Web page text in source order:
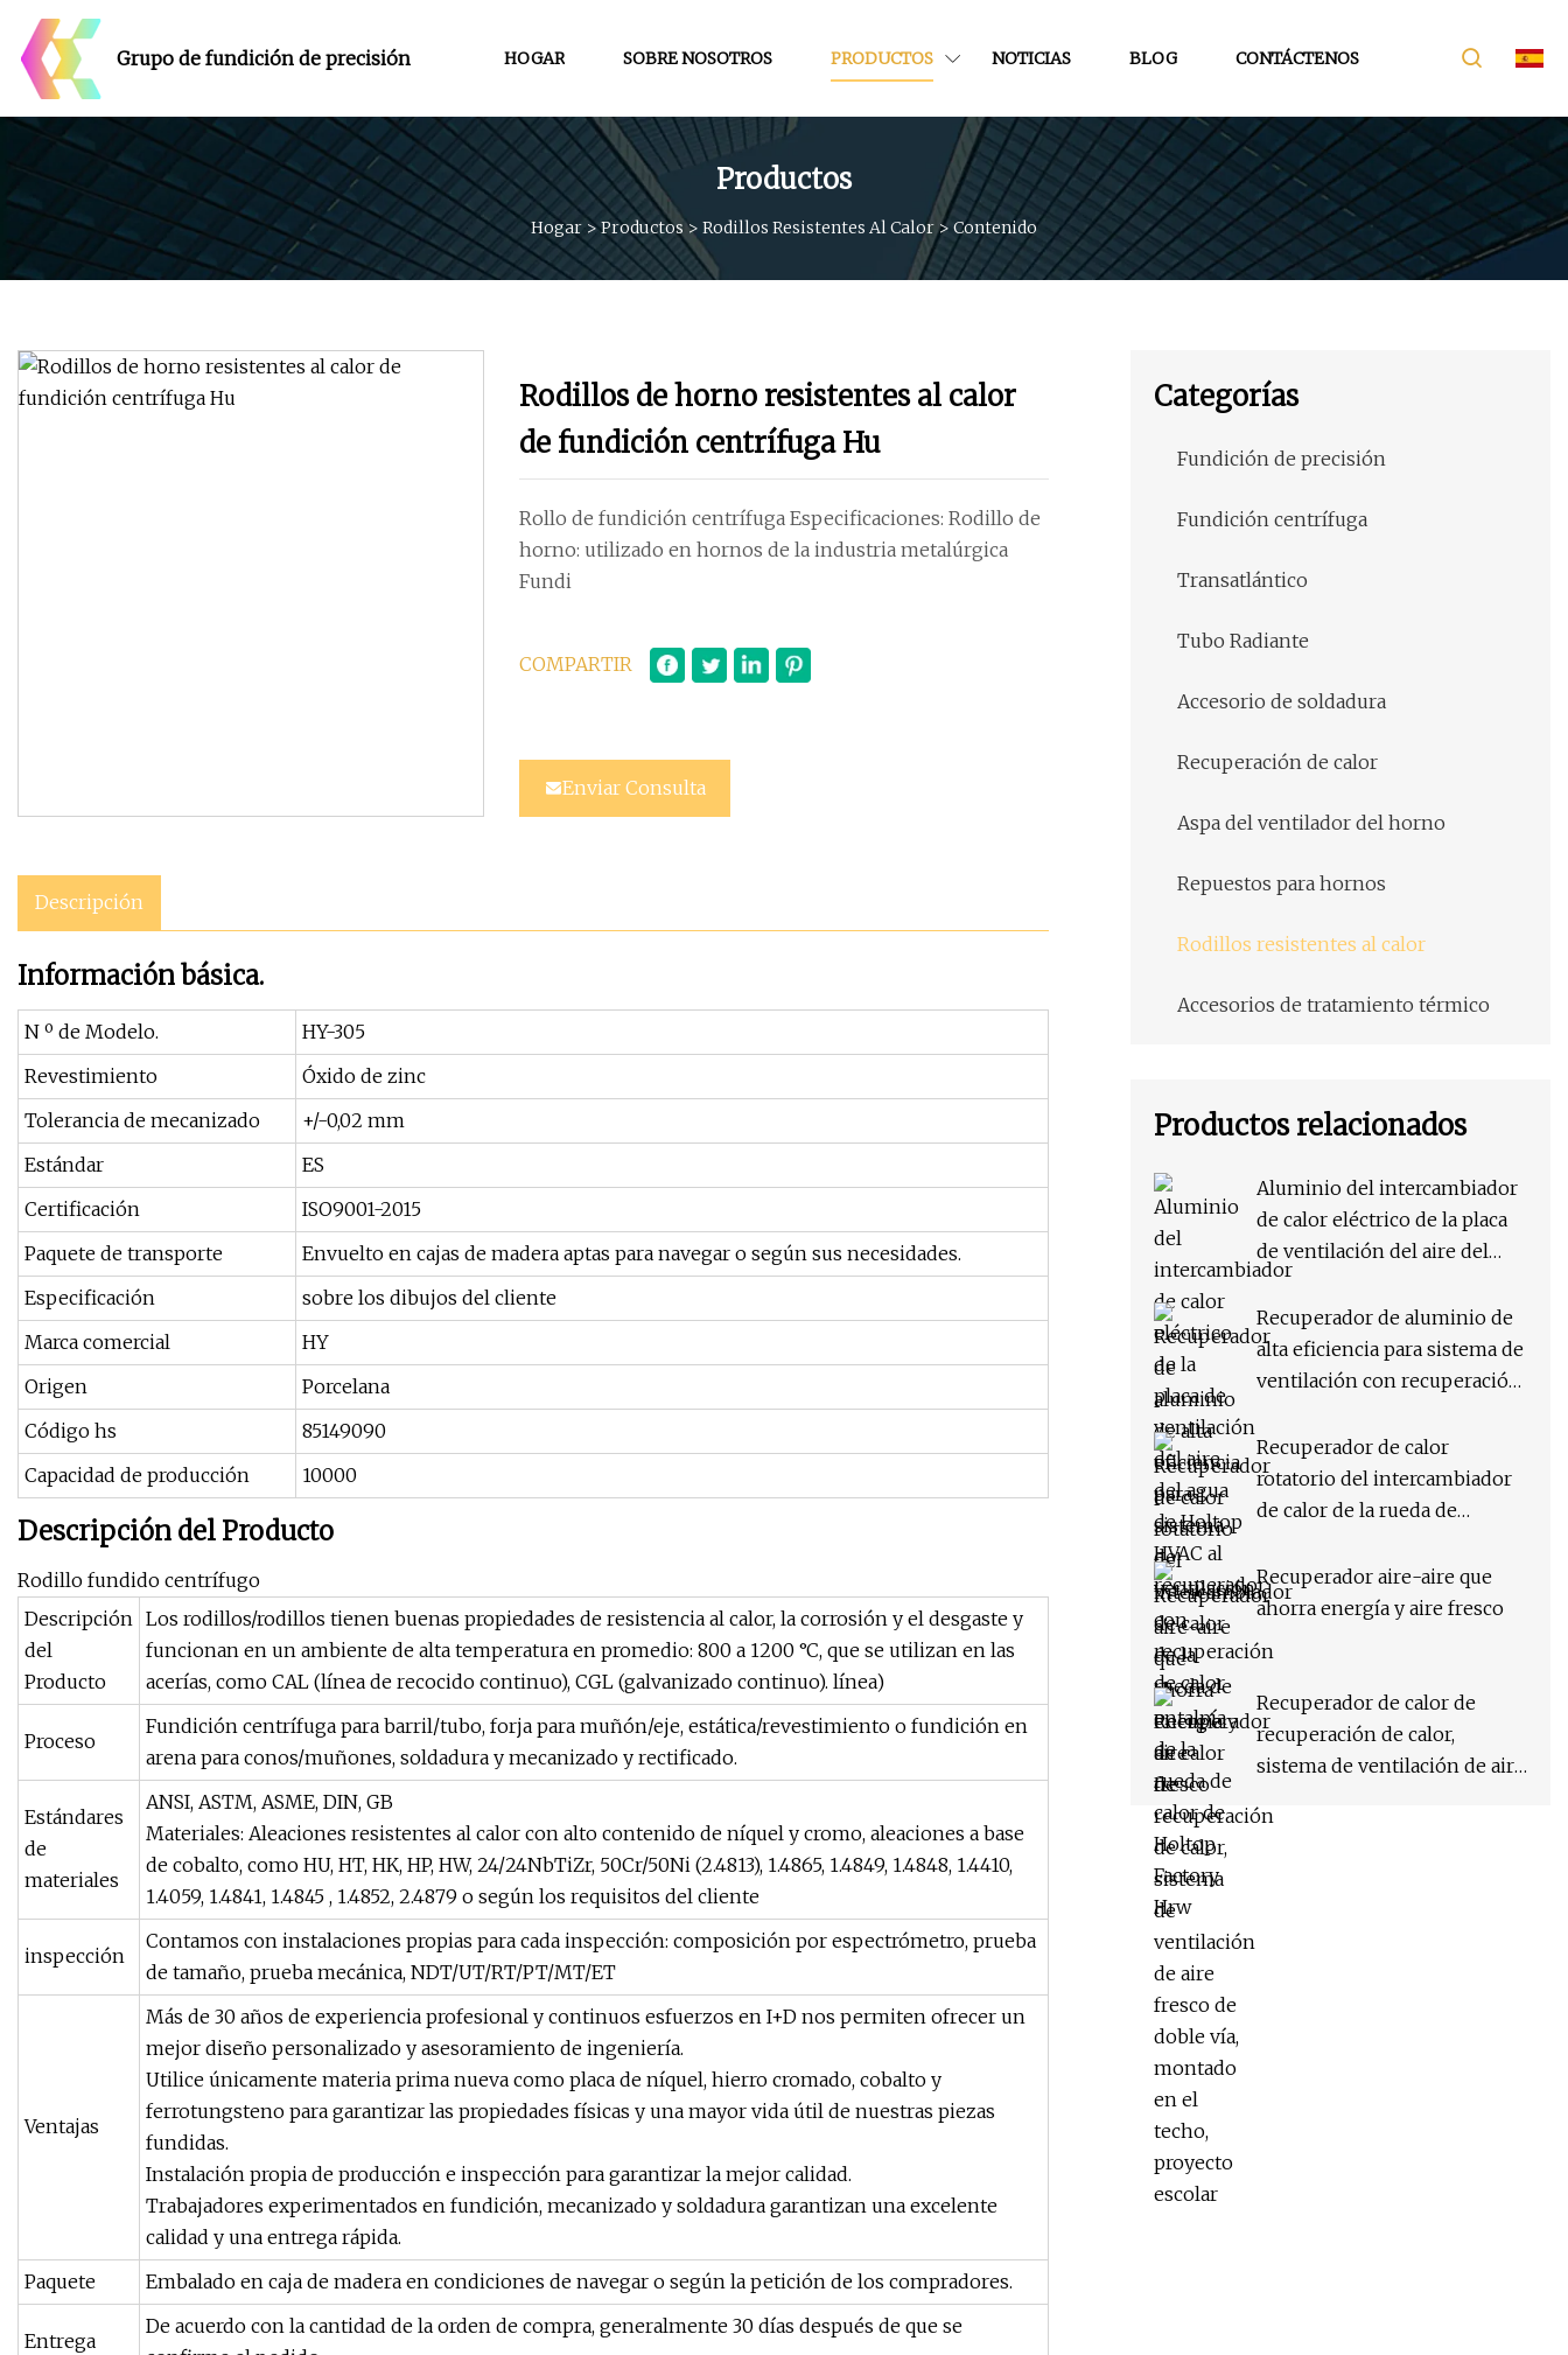
Grupo de fundición de precisión HOGAR SOBRE NOSOTROS PRODUCTOS NOTICIAS BLOG CONTÁCTENOS
Productos
Hogar >Productos> Rodillos Resistentes Al Calor> Contenido
Rodillos de horno resistentes al calor
de fundición centrífuga Hu
Rollo de fundición centrífuga Especificaciones: Rodillo de
horno: utilizado en hornos de la industria metalúrgica
Fundi
COMPARTIR
Enviar Consulta
Descripción
Información básica.
N º de Modelo.
HY-305
Revestimiento
Óxido de zinc
Tolerancia de mecanizado
+/-0,02 mm
Estándar
ES
Certificación
ISO9001-2015
Paquete de transporte
Envuelto en cajas de madera aptas para navegar o según sus necesidades.
Especificación
sobre los dibujos del cliente
Marca comercial
HY
Origen
Porcelana
Código hs
85149090
Capacidad de producción
10000
Descripción del Producto
Rodillo fundido centrífugo
Descripción
del
Producto
Los rodillos/rodillos tienen buenas propiedades de resistencia al calor, la corrosión y el desgaste y
funcionan en un ambiente de alta temperatura en promedio: 800 a 1200 °C, que se utilizan en las
acerías, como CAL (línea de recocido continuo), CGL (galvanizado continuo). línea)
Proceso
Fundición centrífuga para barril/tubo, forja para muñón/eje, estática/revestimiento o fundición en
arena para conos/muñones, soldadura y mecanizado y rectificado.
Estándares
de
materiales
ANSI, ASTM, ASME, DIN, GB
Materiales: Aleaciones resistentes al calor con alto contenido de níquel y cromo, aleaciones a base
de cobalto, como HU, HT, HK, HP, HW, 24/24NbTiZr, 50Cr/50Ni (2.4813), 1.4865, 1.4849, 1.4848, 1.4410,
1.4059, 1.4841, 1.4845 , 1.4852, 2.4879 o según los requisitos del cliente
inspección
Contamos con instalaciones propias para cada inspección: composición por espectrómetro, prueba
de tamaño, prueba mecánica, NDT/UT/RT/PT/MT/ET
Ventajas
Más de 30 años de experiencia profesional y continuos esfuerzos en I+D nos permiten ofrecer un
mejor diseño personalizado y asesoramiento de ingeniería.
Utilice únicamente materia prima nueva como placa de níquel, hierro cromado, cobalto y
ferrotungsteno para garantizar las propiedades físicas y una mayor vida útil de nuestras piezas
fundidas.
Instalación propia de producción e inspección para garantizar la mejor calidad.
Trabajadores experimentados en fundición, mecanizado y soldadura garantizan una excelente
calidad y una entrega rápida.
Paquete
Embalado en caja de madera en condiciones de navegar o según la petición de los compradores.
Entrega
De acuerdo con la cantidad de la orden de compra, generalmente 30 días después de que se
Categorías
Fundición de precisión
Fundición centrífuga
Transatlántico
Tubo Radiante
Accesorio de soldadura
Recuperación de calor
Aspa del ventilador del horno
Repuestos para hornos
Rodillos resistentes al calor
Accesorios de tratamiento térmico
Productos relacionados
Aluminio del intercambiador
de calor eléctrico de la placa
de ventilación del aire del
agua de Holtop HVAC al
recuperador
Recuperador de aluminio de
alta eficiencia para sistema de
ventilación con recuperación
Recuperador de calor
rotatorio del intercambiador
de calor de la rueda de
de Holtop Factory Hrw
Recuperador aire-aire que
ahorra energía y aire fresco
Recuperador de calor de
recuperación de calor,
sistema de ventilación de aire
en el techo, proyecto escolar